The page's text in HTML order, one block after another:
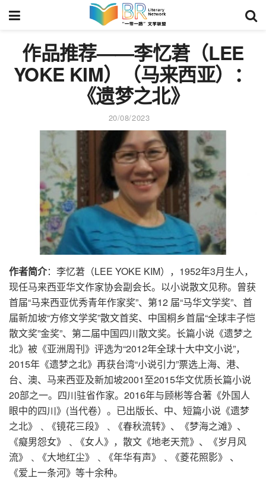
作品推荐——李忆莙（LEE
YOKE KIM）（马来西亚）：
《遗梦之北》
20/08/2023
作者简介：李忆莙（LEE YOKE KIM），1952年3月生人，
现任马来西亚华文作家协会副会长。以小说散文见称。曾获
首届“马来西亚优秀青年作家奖”、第12 届“马华文学奖”、首
届新加坡“方修文学奖”散文首奖、中国桐乡首届“全球丰子恺
散文奖”金奖”、第二届中国四川散文奖。长篇小说《遗梦之
北》被《亚洲周刊》评选为“2012年全球十大中文小说”，
2015年《遗梦之北》再获台湾“小说引力”票选上海、港、
台、澳、马来西亚及新加坡2001至2015华文优质长篇小说
20部之一。四川驻省作家。2016年与顾彬等合著《外国人
眼中的四川》(当代卷）。已出版长、中、短篇小说《遗梦
之北》﹑《镜花三段》﹑《春秋流转》、《梦海之滩》、
《癡男怨女》﹑《女人》，散文《地老天荒》、《岁月风
流》﹑《大地红尘》﹑《年华有声》﹑《菱花照影》 、
《爱上一条河》等十余种。